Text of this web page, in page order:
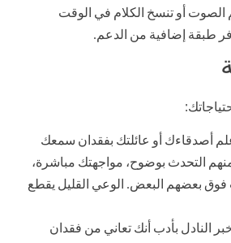
أو تنسخ الكلام في الوقت
طبقة إضافية من الدعم.
أصدقاءك أو عائلتك بفقدان سمعك
التحدث بوضوح، مواجهتك مباشرة،
بعضهم البعض. الوعي القليل يقطع
النادل بأدب أنك تعاني من فقدان